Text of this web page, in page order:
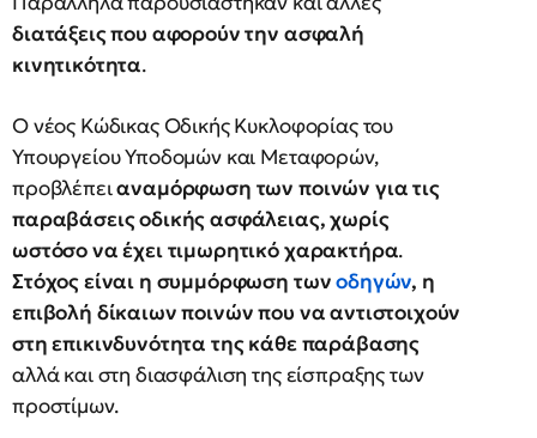
διατάξεις που αφορούν την ασφαλή
κινητικότητα.
Ο νέος Κώδικας Οδικής Κυκλοφορίας του
Υπουργείου Υποδομών και Μεταφορών,
προβλέπειαναμόρφωση των ποινών για τις
παραβάσεις οδικής ασφάλειας, χωρίς
ωστόσο να έχει τιμωρητικό χαρακτήρα.
Στόχος είναι η συμμόρφωση τωνοδηγών, η
επιβολή δίκαιων ποινών που να αντιστοιχούν
στη επικινδυνότητα της κάθε παράβασης
αλλά και στη διασφάλιση της είσπραξης των
προστίμων.